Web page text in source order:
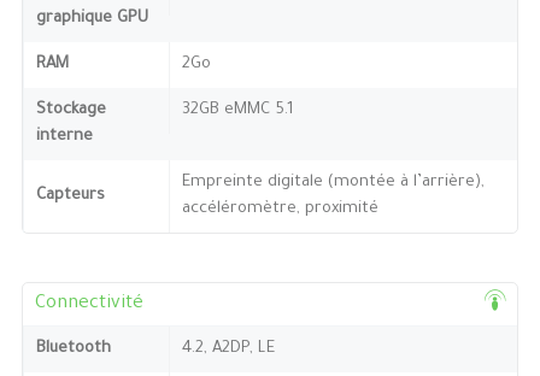
graphique GPU
RAM 2Go
Stockage
interne
32GB eMMC 5.1
Capteurs
Empreinte digitale (montée à l’arrière),
accéléromètre, proximité
Connectivité
Bluetooth 4.2, A2DP, LE